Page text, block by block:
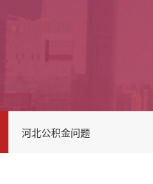
河北公积金问题